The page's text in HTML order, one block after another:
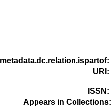
metadata.dc.relation.ispartof:
URI :
ISSN :
Appears in Collections: